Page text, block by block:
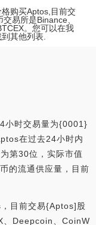
购买Aptos,目前交
易所是Binance、
。您可以在我
其他列表.
小时交易量为{0001}
在过去24小时内
第30位，实际市值
的流通供应量，目前
目前交易{Aptos]股
、Deepcoin、CoinW